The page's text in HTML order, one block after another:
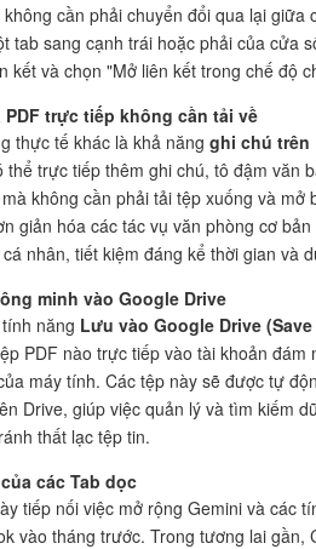
cần phải chuyển đổi qua lại
tab sang cạnh trái hoặc phải của cửa
kết và chọn "Mở liên kết trong chế độ
trực tiếp không cần tải về
thực tế khác là khả năng ghi chú trên
thể trực tiếp thêm ghi chú, tô đậm văn
không cần phải tải tệp xuống và mở
giản hóa các tác vụ văn phòng cơ
nhân, tiết kiệm đáng kể thời gian và
minh vào Google Drive
năng Lưu vào Google Drive
PDF nào trực tiếp vào tài khoản
máy tính. Các tệp này sẽ được tự
Drive, giúp việc quản lý và tìm kiếm
thất lạc tệp tin.
các Tab dọc
tiếp nối việc mở rộng Gemini và các
vào tháng trước. Trong tương lai gần,